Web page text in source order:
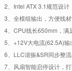
2、Intel ATX 3.1规范设
3、全模组输出，方便线
4、CPU线长650mm，满
5、+12V大电流(62.5A)
6、LLC谐振&SR同步整
7、风扇智能启停设计，